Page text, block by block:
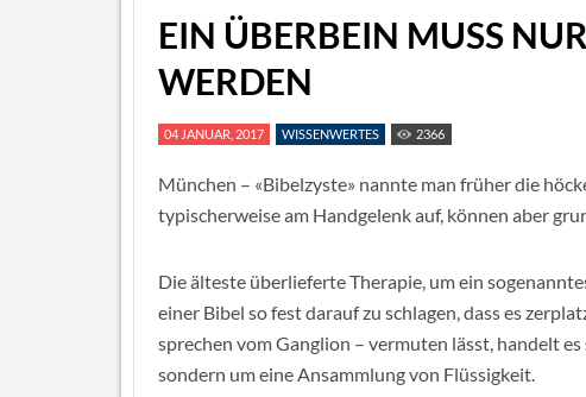
EIN ÜBERBEIN MUSS
WERDEN
04 JANUAR, 2017 WISSENWERTES 2366
München – «Bibelzyste» nannte man früher die
typischerweise am Handgelenk auf, können aber
Die älteste überlieferte Therapie, um ein
einer Bibel so fest darauf zu schlagen, dass es
sprechen vom Ganglion – vermuten lässt, handelt
sondern um eine Ansammlung von Flüssigkeit.